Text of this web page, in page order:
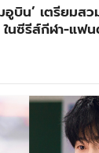
บิน’ เตรียมสว
นซีรีส์กีฬา-แฟน